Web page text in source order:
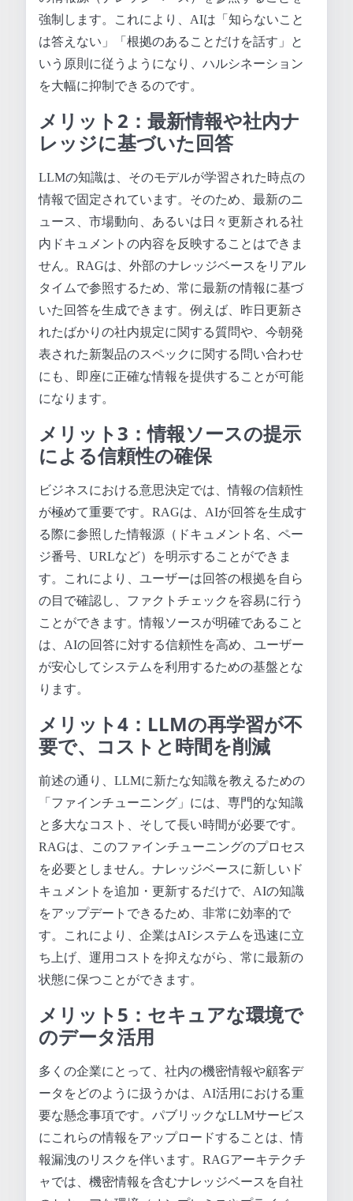
強制します。これにより、AIは「知らないこと
は答えない」「根拠のあることだけを話す」と
いう原則に従うようになり、ハルシネーション
を大幅に抑制できるのです。
メリット2：最新情報や社内ナ
レッジに基づいた回答
LLMの知識は、そのモデルが学習された時点の
情報で固定されています。そのため、最新のニ
ュース、市場動向、あるいは日々更新される社
内ドキュメントの内容を反映することはできま
せん。RAGは、外部のナレッジベースをリアル
タイムで参照するため、常に最新の情報に基づ
いた回答を生成できます。例えば、昨日更新さ
れたばかりの社内規定に関する質問や、今朝発
表された新製品のスペックに関する問い合わせ
にも、即座に正確な情報を提供することが可能
になります。
メリット3：情報ソースの提示
による信頼性の確保
ビジネスにおける意思決定では、情報の信頼性
が極めて重要です。RAGは、AIが回答を生成す
る際に参照した情報源（ドキュメント名、ペー
ジ番号、URLなど）を明示することができま
す。これにより、ユーザーは回答の根拠を自ら
の目で確認し、ファクトチェックを容易に行う
ことができます。情報ソースが明確であること
は、AIの回答に対する信頼性を高め、ユーザー
が安心してシステムを利用するための基盤とな
ります。
メリット4：LLMの再学習が不
要で、コストと時間を削減
前述の通り、LLMに新たな知識を教えるための
「ファインチューニング」には、専門的な知識
と多大なコスト、そして長い時間が必要です。
RAGは、このファインチューニングのプロセス
を必要としません。ナレッジベースに新しいド
キュメントを追加・更新するだけで、AIの知識
をアップデートできるため、非常に効率的で
す。これにより、企業はAIシステムを迅速に立
ち上げ、運用コストを抑えながら、常に最新の
状態に保つことができます。
メリット5：セキュアな環境で
のデータ活用
多くの企業にとって、社内の機密情報や顧客デ
ータをどのように扱うかは、AI活用における重
要な懸念事項です。パブリックなLLMサービス
にこれらの情報をアップロードすることは、情
報漏洩のリスクを伴います。RAGアーキテクチ
ャでは、機密情報を含むナレッジベースを自社